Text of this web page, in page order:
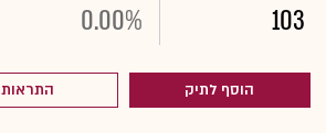
103
0.00%
הוסף לתיק התראות